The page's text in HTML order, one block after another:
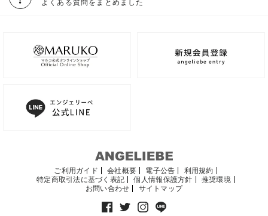
よくある質問をまとめました
ご利用ガイド 会社概要 電子公告
利用規約
特定商取引法に基づく表記
個人情報保護方針
推奨環境
お問い合わせ
サイトマップ